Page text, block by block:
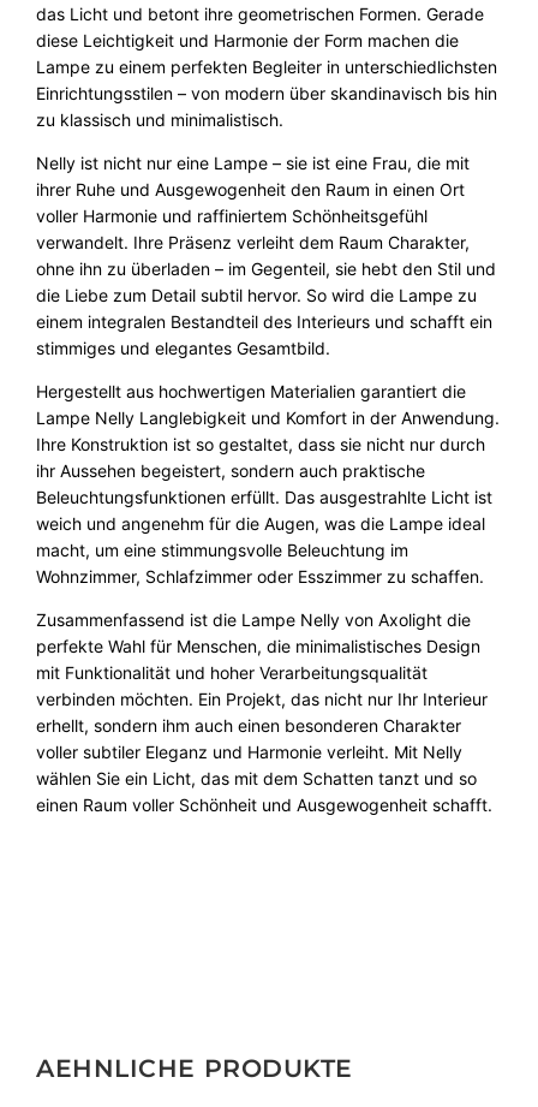
das Licht und betont ihre geometrischen Formen. Gerade
diese Leichtigkeit und Harmonie der Form machen die
Lampe zu einem perfekten Begleiter in unterschiedlichsten
Einrichtungsstilen – von modern über skandinavisch bis hin
zu klassisch und minimalistisch.
Nelly ist nicht nur eine Lampe – sie ist eine Frau, die mit
ihrer Ruhe und Ausgewogenheit den Raum in einen Ort
voller Harmonie und raffiniertem Schönheitsgefühl
verwandelt. Ihre Präsenz verleiht dem Raum Charakter,
ohne ihn zu überladen – im Gegenteil, sie hebt den Stil und
die Liebe zum Detail subtil hervor. So wird die Lampe zu
einem integralen Bestandteil des Interieurs und schafft ein
stimmiges und elegantes Gesamtbild.
Hergestellt aus hochwertigen Materialien garantiert die
Lampe Nelly Langlebigkeit und Komfort in der Anwendung.
Ihre Konstruktion ist so gestaltet, dass sie nicht nur durch
ihr Aussehen begeistert, sondern auch praktische
Beleuchtungsfunktionen erfüllt. Das ausgestrahlte Licht ist
weich und angenehm für die Augen, was die Lampe ideal
macht, um eine stimmungsvolle Beleuchtung im
Wohnzimmer, Schlafzimmer oder Esszimmer zu schaffen.
Zusammenfassend ist die Lampe Nelly von Axolight die
perfekte Wahl für Menschen, die minimalistisches Design
mit Funktionalität und hoher Verarbeitungsqualität
verbinden möchten. Ein Projekt, das nicht nur Ihr Interieur
erhellt, sondern ihm auch einen besonderen Charakter
voller subtiler Eleganz und Harmonie verleiht. Mit Nelly
wählen Sie ein Licht, das mit dem Schatten tanzt und so
einen Raum voller Schönheit und Ausgewogenheit schafft.
AEHNLICHE PRODUKTE